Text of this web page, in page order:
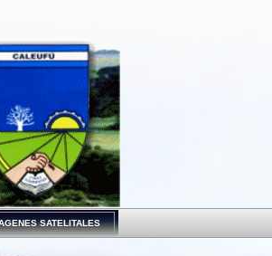
SATELITALES